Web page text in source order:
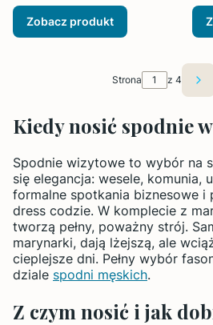
Zobacz produkt
Strona z 4
Kiedy nosić spodnie
Spodnie wizytowe to wybór na
się elegancja: wesele, komunia,
formalne spotkania biznesowe i
dress codzie. W komplecie z
tworzą pełny, poważny strój.
marynarki, dają lżejszą, ale
cieplejsze dni. Pełny wybór
dziale spodni męskich.
Z czym nosić i jak